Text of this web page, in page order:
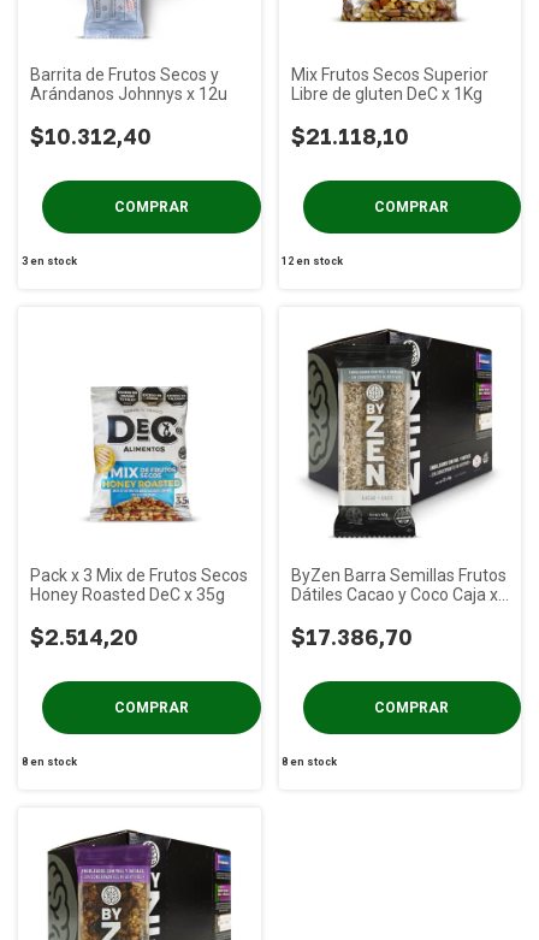
Barrita de Frutos Secos y
Arándanos Johnnys x 12u
$10.312,40
3en stock
Mix Frutos Secos Superior
Libre de gluten DeC x 1Kg
$21.118,10
12 en stock
Pack x 3 Mix de Frutos Secos
Honey Roasted DeC x 35g
$2.514,20
8en stock
ByZen Barra Semillas Frutos
Dátiles Cacao y Coco Caja x
$17.386,70
8 en stock